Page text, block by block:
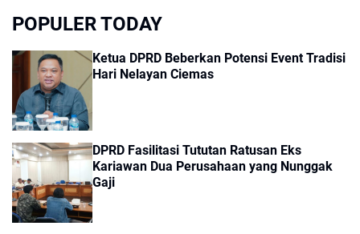
POPULER TODAY
Ketua DPRD Beberkan Potensi Event Tradisi
Hari Nelayan Ciemas
DPRD Fasilitasi Tututan Ratusan Eks
Kariawan Dua Perusahaan yang Nunggak
Gaji